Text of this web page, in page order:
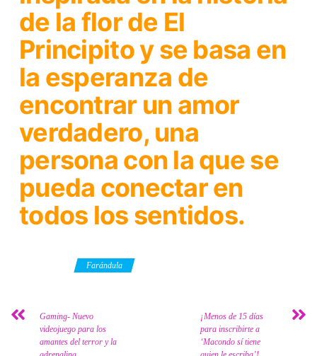
de la flor de El
Principito y se basa en
la esperanza de
encontrar un amor
verdadero, una
persona con la que se
pueda conectar en
todos los sentidos.
Farándula
Gaming- Nuevo
videojuego para los
amantes del terror y la
¡Menos de 15 días
para inscribirte a
‘Macondo sí tiene